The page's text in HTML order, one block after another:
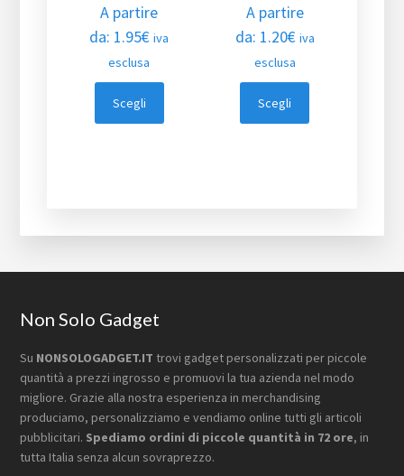
A partire
da: 1.95€ iva
esclusa
Scegli
A partire
da: 1.20€ iva
esclusa
Scegli
Footer
Non Solo Gadget
Su NONSOLOGADGET.IT trovi gadget personalizzati per piccole
quantità a prezzi ingrosso e promuovi la tua azienda nel modo
migliore. Grazie alla nostra esperienza in merchandising
produciamo, personalizziamo e vendiamo online tutti gli articoli
pubblicitari. Spediamo ordini di piccole quantità in 72 ore, in
tutta Italia senza alcun sovraprezzo.